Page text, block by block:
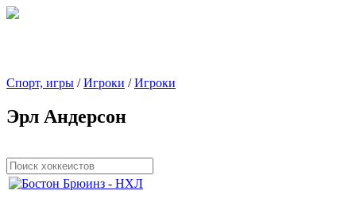
Спорт, игры /Игроки /Игроки
Эрл Андерсон